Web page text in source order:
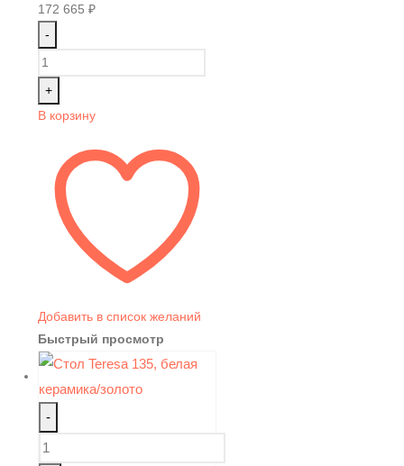
172 665 ₽
-
+
В корзину
Добавить в список желаний
Быстрый просмотр
-